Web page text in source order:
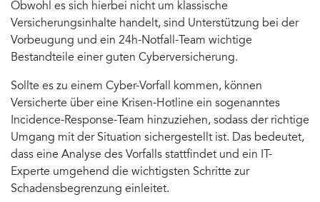
Obwohl es sich hierbei nicht um klassische
Versicherungsinhalte handelt, sind Unterstützung bei der
Vorbeugung und ein 24h-Notfall-Team wichtige
Bestandteile einer guten Cyberversicherung.
Sollte es zu einem Cyber-Vorfall kommen, können
Versicherte über eine Krisen-Hotline ein sogenanntes
Incidence-Response-Team hinzuziehen, sodass der richtige
Umgang mit der Situation sichergestellt ist. Das bedeutet,
dass eine Analyse des Vorfalls stattfindet und ein IT-
Experte umgehend die wichtigsten Schritte zur
Schadensbegrenzung einleitet.